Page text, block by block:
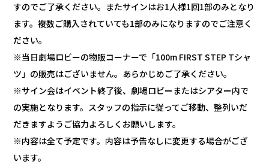
すのでご了承ください。またサインはお1人様1回1部のみとなり
ます。複数ご購入されていても1部のみになりますのでご注意く
ださい。
※当日劇場ロビーの物販コーナーで「100m FIRST STEP Tシャ
ツ」の販売はございません。あらかじめご了承ください。
※サイン会はイベント終了後、劇場ロビーまたはシアター内で
の実施となります。スタッフの指示に従ってご移動、整列いだ
だきますようご協力よろしくお願いします。
※内容は全て予定です。内容は予告なしに変更する場合がござ
います。